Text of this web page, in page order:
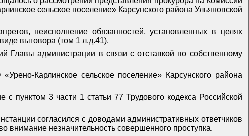
сельское поселение» Карсунского района Ульяновской
неисполнение обязанностей, установленных в целях
выговора (том 1 л.д.41).
Главы администрации в связи с отставкой по собственному
Карлинское сельское поселение» Карсунского района
3 части 1 статьи 77 Трудового кодекса Российской
согласился с доводами административных ответчиков
незначительность совершенного проступка.